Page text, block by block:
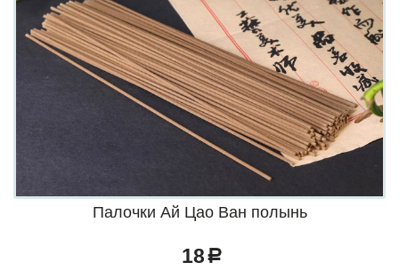
Палочки Ай Цао Ван полынь
18 a